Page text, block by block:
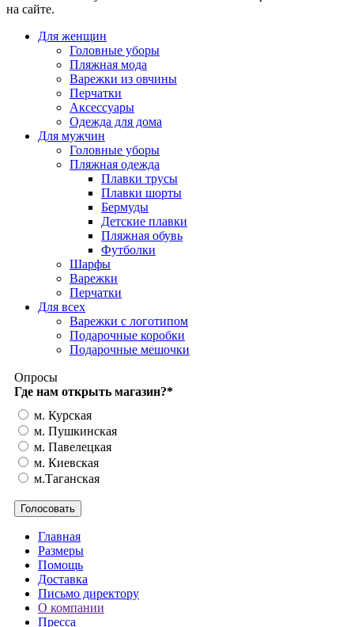
на сайте.
Для женщин
Головные уборы
Пляжная мода
Варежки из овчины
Перчатки
Аксессуары
Одежда для дома
Для мужчин
Головные уборы
Пляжная одежда
Плавки трусы
Плавки шорты
Бермуды
Детские плавки
Пляжная обувь
Футболки
Шарфы
Варежки
Перчатки
Для всех
Варежки с логотипом
Подарочные коробки
Подарочные мешочки
Опросы
Где нам открыть магазин?*
м. Курская
м. Пушкинская
м. Павелецкая
м. Киевская
м.Таганская
Главная
Размеры
Помощь
Доставка
Письмо директору
О компании
Пресса